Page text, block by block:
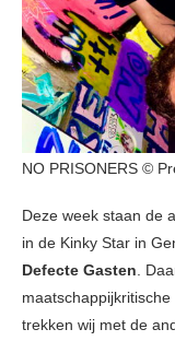
NO PRISONERS ©
Deze week staan de
in de Kinky Star in
Defecte Gasten .
trekken wij met de